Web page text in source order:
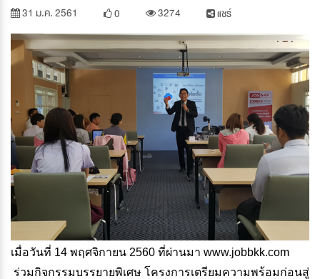
31 ม.ค. 2561
0 3274 แชร์
เมื่อวันที่ 14 พฤศจิกายน 2560 ที่ผ่านมา www.jobbkk.com
ร่วมกิจกรรมบรรยายพิเศษ โครงการเตรียมความพร้อมก่อนสู่